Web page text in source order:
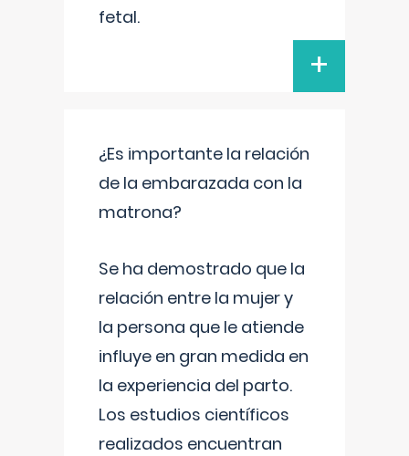
fetal.
+
¿Es importante la relación
de la embarazada con la
matrona?
Se ha demostrado que la
relación entre la mujer y
la persona que le atiende
influye en gran medida en
la experiencia del parto.
Los estudios científicos
realizados encuentran